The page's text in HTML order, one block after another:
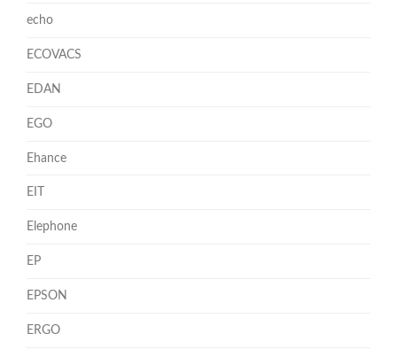
echo
ECOVACS
EDAN
EGO
Ehance
EIT
Elephone
EP
EPSON
ERGO